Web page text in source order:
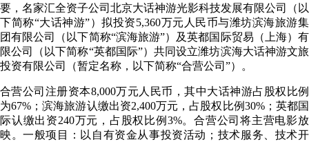
要，名家汇全资子公司北京大话神游光影科技发展有限公司（以
下简称“大话神游”）拟投资5,360万元人民币与潍坊滨海旅游集
团有限公司（以下简称“滨海旅游”）及英都国际贸易（上海）有
限公司（以下简称“英都国际”）共同设立潍坊滨海大话神游文旅
投资有限公司（暂定名称，以下简称“合营公司”）。
合营公司注册资本8,000万元人民币，其中大话神游占股权比例
为67%；滨海旅游认缴出资2,400万元，占股权比例30%；英都国
际认缴出资240万元，占股权比例3%。合营公司将主营电影放
映。一般项目：以自有资金从事投资活动；技术服务、技术开